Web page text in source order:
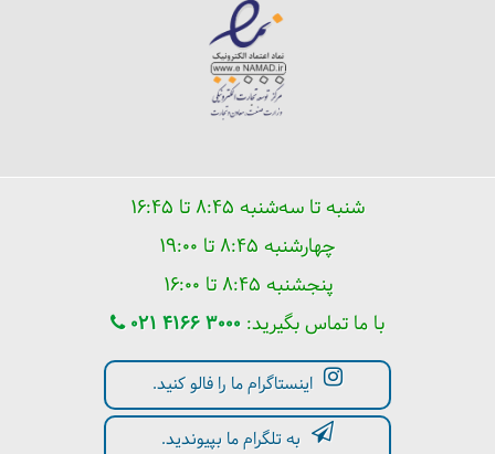
شنبه تا سه‌شنبه ۸:۴۵ تا ۱۶:۴۵
چهارشنبه ۸:۴۵ تا ۱۹:۰۰
پنجشنبه ۸:۴۵ تا ۱۶:۰۰
با ما تماس بگیرید: 021 4166 3000
اینستاگرام ما را فالو کنید.
به تلگرام ما بپیوندید.